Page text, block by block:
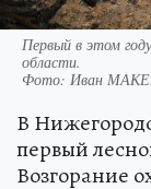
Первый в этом
области.
Фото: Иван
В
первый
Возгорание